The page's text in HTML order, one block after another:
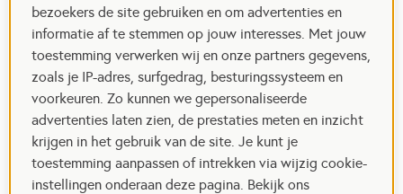
bezoekers de site gebruiken en om advertenties en
informatie af te stemmen op jouw interesses. Met jouw
toestemming verwerken wij en onze partners gegevens,
zoals je IP-adres, surfgedrag, besturingssysteem en
voorkeuren. Zo kunnen we gepersonaliseerde
advertenties laten zien, de prestaties meten en inzicht
krijgen in het gebruik van de site. Je kunt je
toestemming aanpassen of intrekken via wijzig cookie-
instellingen onderaan deze pagina. Bekijk ons